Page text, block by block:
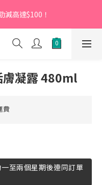
，首次下單輸入優惠碼
享95折
減高達$100！
日，首次下單輸入優惠碼
享95折
凝露 480ml
費
至兩個星期後連同訂單